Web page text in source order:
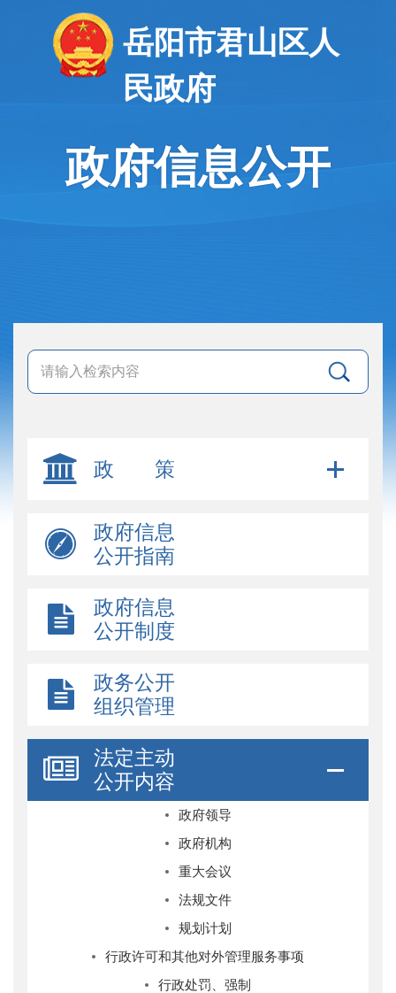
岳阳市君山区人
民政府
政府信息公开
政 策
政府信息
公开指南
政府信息
公开制度
政务公开
组织管理
法定主动
公开内容
政府领导
政府机构
重大会议
法规文件
规划计划
行政许可和其他对外管理服务事项
行政处罚、强制